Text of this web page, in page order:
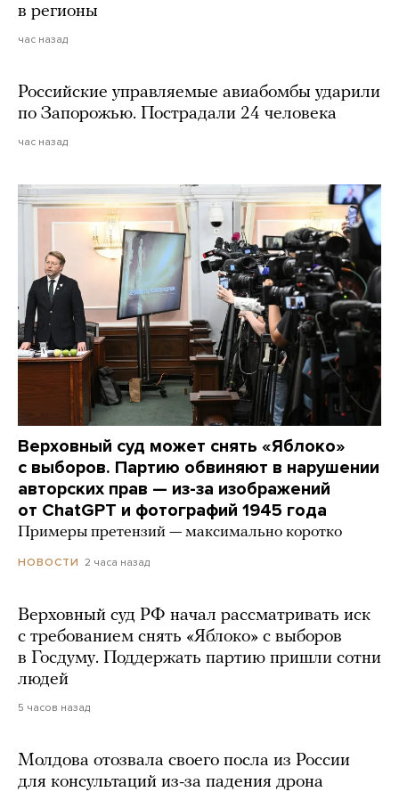
в регионы
час назад
Российские управляемые авиабомбы ударили
по Запорожью. Пострадали 24 человека
час назад
Верховный суд может снять «Яблоко»
с выборов. Партию обвиняют в нарушении
авторских прав — из-за изображений
от ChatGPT и фотографий 1945 года
Примеры претензий — максимально коротко
НОВОСТИ 2 часа назад
Верховный суд РФ начал рассматривать иск
с требованием снять «Яблоко» с выборов
в Госдуму. Поддержать партию пришли сотни
людей
5 часов назад
Молдова отозвала своего посла из России
для консультаций из-за падения дрона